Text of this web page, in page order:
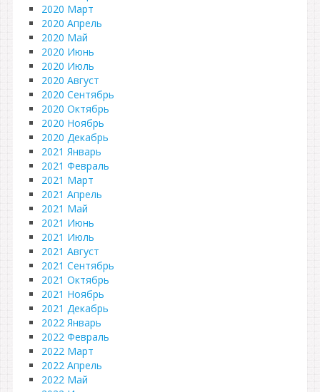
2020 Март
2020 Апрель
2020 Май
2020 Июнь
2020 Июль
2020 Август
2020 Сентябрь
2020 Октябрь
2020 Ноябрь
2020 Декабрь
2021 Январь
2021 Февраль
2021 Март
2021 Апрель
2021 Май
2021 Июнь
2021 Июль
2021 Август
2021 Сентябрь
2021 Октябрь
2021 Ноябрь
2021 Декабрь
2022 Январь
2022 Февраль
2022 Март
2022 Апрель
2022 Май